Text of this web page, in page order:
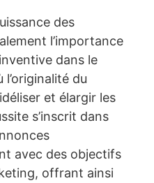
des
l’importance
dans le
du
et élargir les
s’inscrit dans
avec des objectifs
offrant ainsi